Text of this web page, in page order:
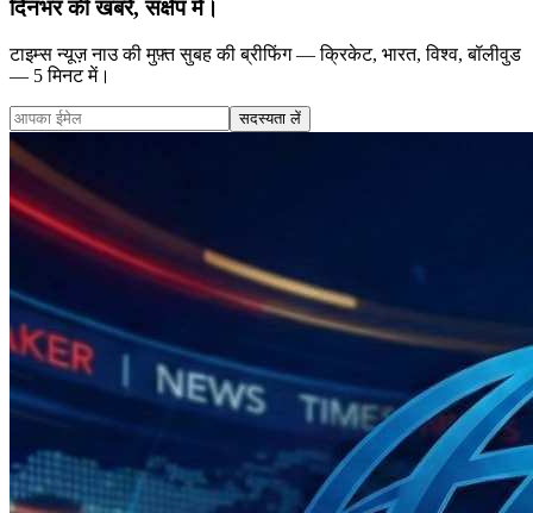
दिनभर की खबरें, संक्षेप में।
टाइम्स न्यूज़ नाउ की मुफ़्त सुबह की ब्रीफिंग — क्रिकेट, भारत, विश्व, बॉलीवुड
— 5 मिनट में।
सदस्यता लें